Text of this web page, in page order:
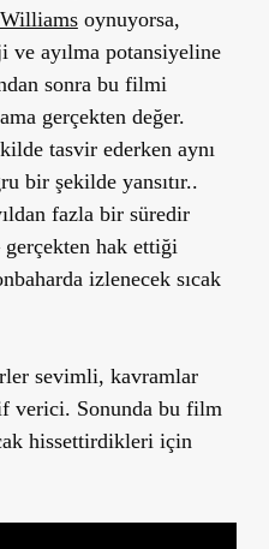
oynuyorsa,
ve ayılma potansiyeline
sonra bu filmi
gerçekten değer.
tasvir ederken aynı
bir şekilde yansıtır..
fazla bir süredir
gerçekten hak ettiği
izlenecek sıcak
sevimli, kavramlar
verici. Sonunda bu film
hissettirdikleri için